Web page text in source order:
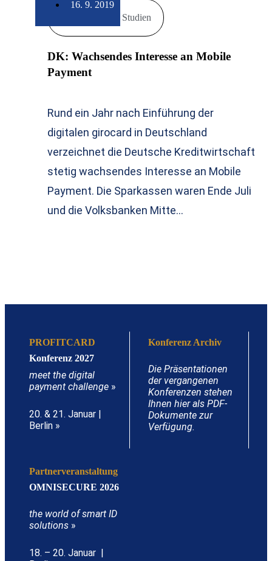
16. 9. 2019
Markt & Studien
DK: Wachsendes Interesse an Mobile
Payment
Rund ein Jahr nach Einführung der
digitalen girocard in Deutschland
verzeichnet die Deutsche Kreditwirtschaft
stetig wachsendes Interesse an Mobile
Payment. Die Sparkassen waren Ende Juli
und die Volksbanken Mitte…
PROFITCARD
Konferenz 2027
meet the digital
payment challenge »
20. & 21. Januar |
Berlin »
Konferenz Archiv
Die Präsentationen
der vergangenen
Konferenzen stehen
Ihnen hier als PDF-
Dokumente zur
Verfügung.
Partnerveranstaltung
OMNISECURE 2026
the world of smart ID
solutions »
18. – 20. Januar |